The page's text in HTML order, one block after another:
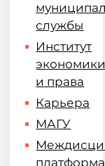
службы
Институт
и права
Карьера
МАГУ
платформа